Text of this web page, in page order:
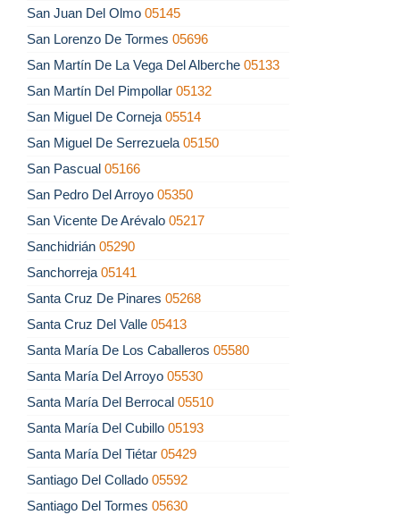
San Juan Del Olmo 05145
San Lorenzo De Tormes 05696
San Martín De La Vega Del Alberche 05133
San Martín Del Pimpollar 05132
San Miguel De Corneja 05514
San Miguel De Serrezuela 05150
San Pascual 05166
San Pedro Del Arroyo 05350
San Vicente De Arévalo 05217
Sanchidrián 05290
Sanchorreja 05141
Santa Cruz De Pinares 05268
Santa Cruz Del Valle 05413
Santa María De Los Caballeros 05580
Santa María Del Arroyo 05530
Santa María Del Berrocal 05510
Santa María Del Cubillo 05193
Santa María Del Tiétar 05429
Santiago Del Collado 05592
Santiago Del Tormes 05630